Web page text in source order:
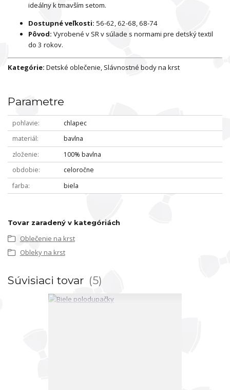
ideálny k tmavším setom.
Dostupné veľkosti: 56-62, 62-68, 68-74
Pôvod: Vyrobené v SR v súlade s normami pre detský textil
do 3 rokov.
Kategórie: Detské oblečenie, Slávnostné body na krst
Parametre
pohlavie
chlapec
materiál
bavlna
zloženie
100% bavlna
obdobie
celoročne
farba
biela
Tovar zaradený v kategóriách
Oblečenie na krst
Obleky na krst
Súvisiaci tovar 5